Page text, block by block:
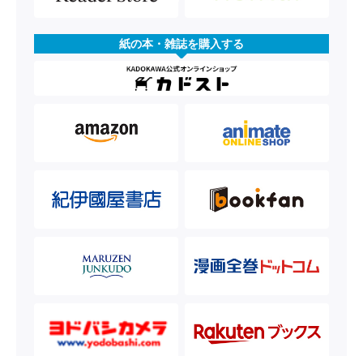
紙の本・雑誌を購入する